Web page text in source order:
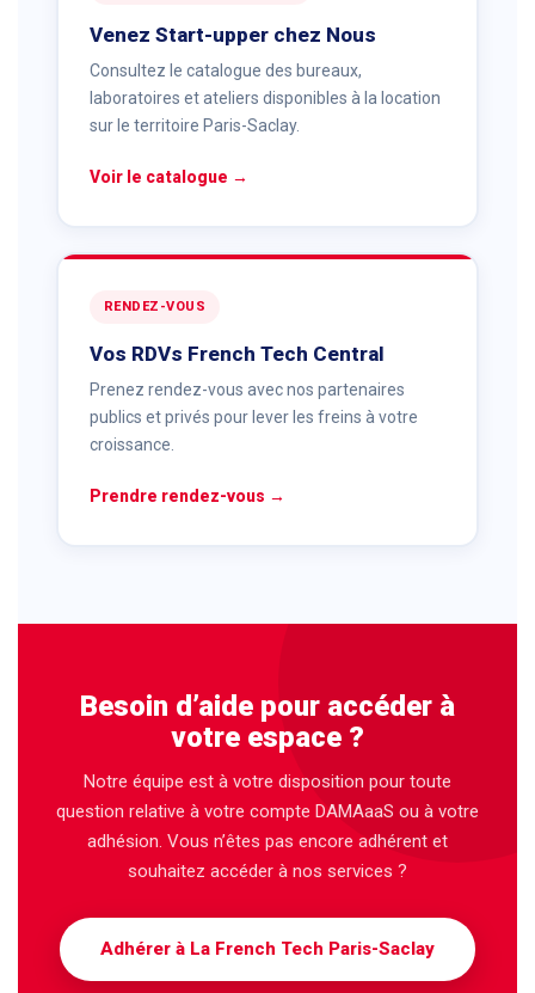
Venez Start-upper chez Nous
Consultez le catalogue des bureaux,
laboratoires et ateliers disponibles à la location
sur le territoire Paris-Saclay.
Voir le catalogue →
RENDEZ-VOUS
Vos RDVs French Tech Central
Prenez rendez-vous avec nos partenaires
publics et privés pour lever les freins à votre
croissance.
Prendre rendez-vous →
Besoin d’aide pour accéder à
votre espace ?
Notre équipe est à votre disposition pour toute
question relative à votre compte DAMAaaS ou à votre
adhésion. Vous n’êtes pas encore adhérent et
souhaitez accéder à nos services ?
Adhérer à La French Tech Paris-Saclay